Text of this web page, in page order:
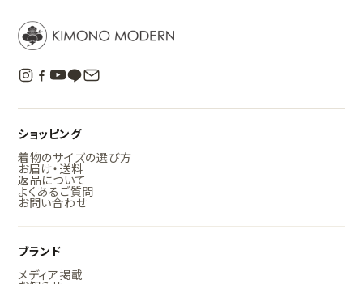
ショッピング
着物のサイズの選び方
お届け・送料
返品について
よくあるご質問
お問い合わせ
ブランド
メディア掲載